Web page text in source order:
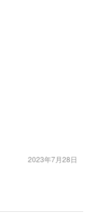
2023年7月28日